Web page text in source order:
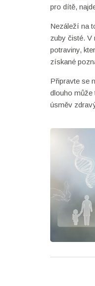
pro dítě,
Nezáleží na
zuby čisté. V
potraviny,
získané
Připravte se
dlouho může
úsměv